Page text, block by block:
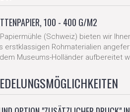
100 - 400 G/M2
(Schweiz) bieten wir
erstklassigen Rohmaterialien
Museums-Holländer aufbereitet